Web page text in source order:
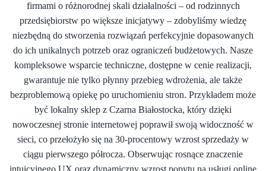
firmami o różnorodnej skali działalności – od rodzinnych
przedsiębiorstw po większe inicjatywy – zdobyliśmy wiedzę
niezbędną do stworzenia rozwiązań perfekcyjnie dopasowanych
do ich unikalnych potrzeb oraz ograniczeń budżetowych. Nasze
kompleksowe wsparcie techniczne, dostępne w cenie realizacji,
gwarantuje nie tylko płynny przebieg wdrożenia, ale także
bezproblemową opiekę po uruchomieniu stron. Przykładem może
być lokalny sklep z Czarna Białostocka, który dzięki
nowoczesnej stronie internetowej poprawił swoją widoczność w
sieci, co przełożyło się na 30-procentowy wzrost sprzedaży w
ciągu pierwszego półrocza. Obserwując rosnące znaczenie
intuicyjnego UX oraz dynamiczny wzrost popytu na usługi online